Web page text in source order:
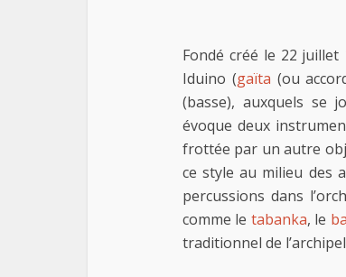
Fondé créé le 22 juillet
Iduino (gaïta (ou
(basse), auxquels se
évoque deux
frottée par un autre
ce style au milieu des
percussions dans
comme le tabanka, le
traditionnel de